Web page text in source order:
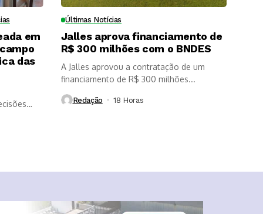
em
das
Últimas Notícias
Jalles aprova financiamento de
R$ 300 milhões com o BNDES
A Jalles aprovou a contratação de um
financiamento de R$ 300 milhões...
Redação 18 Horas ⁮